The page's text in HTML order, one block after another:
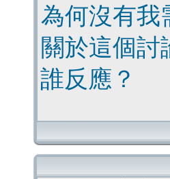
為何沒有我
關於這個討
誰反應？